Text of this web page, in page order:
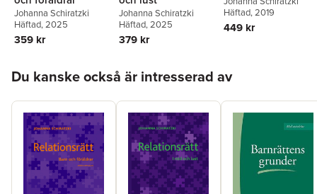
Johanna Schiratzki
Häftad, 2025
359 kr
Johanna Schiratzki
Häftad, 2025
379 kr
Häftad, 2019
449 kr
Du kanske också är intresserad av